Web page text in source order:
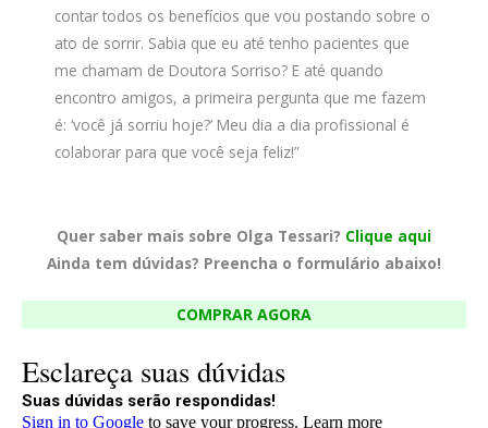
contar todos os benefícios que vou postando sobre o
ato de sorrir. Sabia que eu até tenho pacientes que
me chamam de Doutora Sorriso? E até quando
encontro amigos, a primeira pergunta que me fazem
é: ‘você já sorriu hoje?’ Meu dia a dia profissional é
colaborar para que você seja feliz!”
Quer saber mais sobre Olga Tessari? Clique aqui
Ainda tem dúvidas? Preencha o formulário abaixo!
COMPRAR AGORA